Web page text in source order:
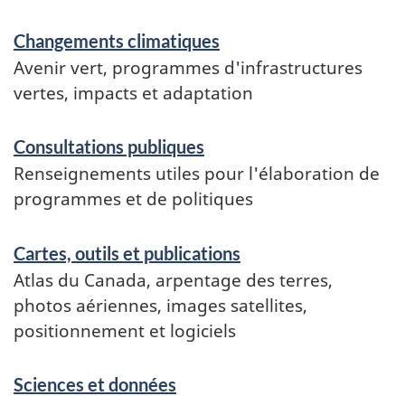
Changements climatiques
Avenir vert, programmes d'infrastructures
vertes, impacts et adaptation
Consultations publiques
Renseignements utiles pour l'élaboration de
programmes et de politiques
Cartes, outils et publications
Atlas du Canada, arpentage des terres,
photos aériennes, images satellites,
positionnement et logiciels
Sciences et données